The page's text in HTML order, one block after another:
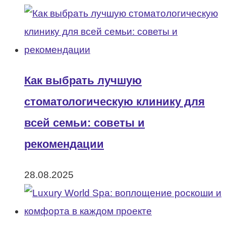
Как выбрать лучшую
стоматологическую клинику для
всей семьи: советы и
рекомендации
28.08.2025